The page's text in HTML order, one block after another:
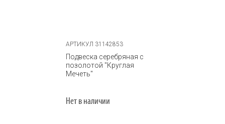
АРТИКУЛ 31142853
Подвеска серебряная с
позолотой "Круглая
Мечеть"
Нет в наличии